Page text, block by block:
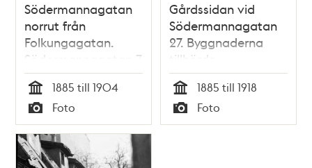
Södermannagatan
norrut från
Folkungagatan.
Södermannagatan 7
vid hörnet av
Folkungagatan 21.
Nuv.
Södermannagatan
5 och
Folkungagatan 79
Tid
1885 till 1904
Typ
Foto
Gårdssidan vid
Södermannagatan
27. Byggnaderna
tillhörde
malmgården Lilla
Blecktornet.
Ungefär vid nuv.
Södermannagatan
Tid
1885 till 1918
Typ
Foto